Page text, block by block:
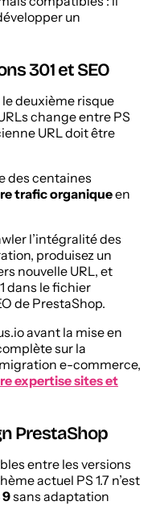
un
301 et SEO
deuxième risque
change entre PS
URL doit être
des centaines
trafic organiqueen
l’intégralité des
produisez un
nouvelle URL, et
dans le fichier
de PrestaShop.
avant la mise en
sur la
e-commerce,
expertise sites et
PrestaShop
entre les versions
actuel PS 1.7 n’est
9sans adaptation